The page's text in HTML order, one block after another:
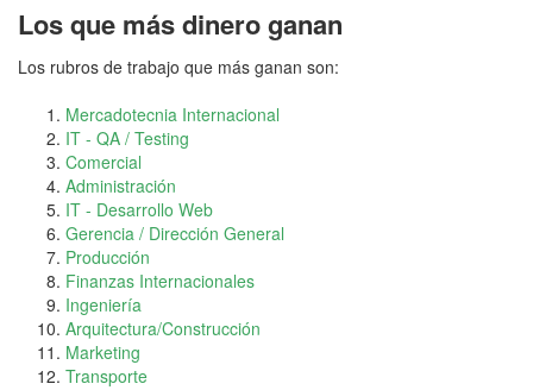
Los que más dinero ganan
Los rubros de trabajo que más ganan son:
Mercadotecnia Internacional
IT - QA / Testing
Comercial
Administración
IT - Desarrollo Web
Gerencia / Dirección General
Producción
Finanzas Internacionales
Ingeniería
Arquitectura/Construcción
Marketing
Transporte